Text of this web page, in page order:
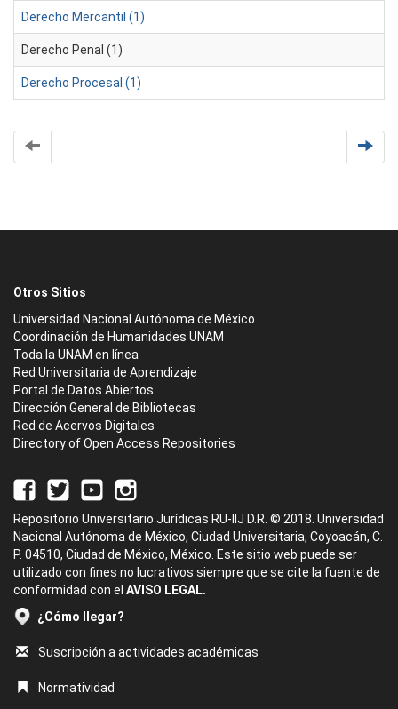
Derecho Mercantil (1)
Derecho Penal (1)
Derecho Procesal (1)
Otros Sitios
Universidad Nacional Autónoma de México
Coordinación de Humanidades UNAM
Toda la UNAM en línea
Red Universitaria de Aprendizaje
Portal de Datos Abiertos
Dirección General de Bibliotecas
Red de Acervos Digitales
Directory of Open Access Repositories
Repositorio Universitario Jurídicas RU-IIJ D.R. © 2018. Universidad
Nacional Autónoma de México, Ciudad Universitaria, Coyoacán, C.
P. 04510, Ciudad de México, México. Este sitio web puede ser
utilizado con fines no lucrativos siempre que se cite la fuente de
conformidad con el AVISO LEGAL.
¿Cómo llegar?
Suscripción a actividades académicas
Normatividad